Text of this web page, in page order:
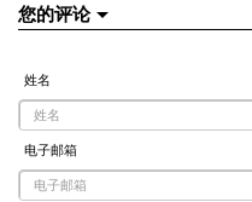
您的评论
姓名
电子邮箱